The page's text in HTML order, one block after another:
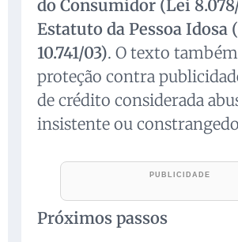
do Consumidor (Lei
Estatuto da Pessoa Idosa
10.741/03). O texto
proteção contra
de crédito considerada
insistente ou
Próximos passos